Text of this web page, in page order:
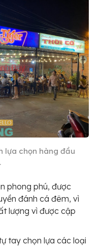
lựa chọn hàng đầu
phong phú, được
đánh cá đêm, vì
lượng vì được cập
tay chọn lựa các loại